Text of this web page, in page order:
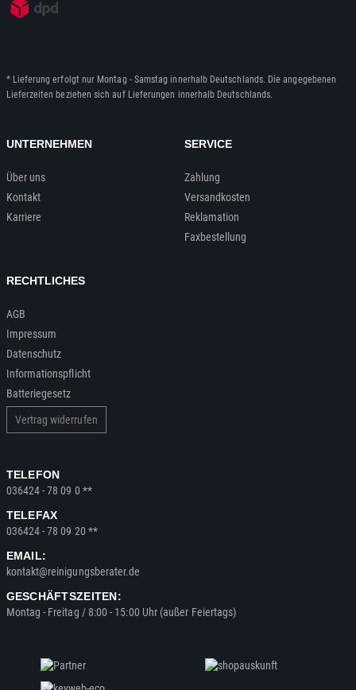
* Lieferung erfolgt nur Montag - Samstag innerhalb Deutschlands. Die angegebenen
Lieferzeiten beziehen sich auf Lieferungen innerhalb Deutschlands.
UNTERNEHMEN
Über uns
Kontakt
Karriere
SERVICE
Zahlung
Versandkosten
Reklamation
Faxbestellung
RECHTLICHES
AGB
Impressum
Datenschutz
Informationspflicht
Batteriegesetz
Vertrag widerrufen
TELEFON
036424 - 78 09 0 **
TELEFAX
036424 - 78 09 20 **
EMAIL:
kontakt@reinigungsberater.de
GESCHÄFTSZEITEN:
Montag - Freitag / 8:00 - 15:00 Uhr (außer Feiertags)